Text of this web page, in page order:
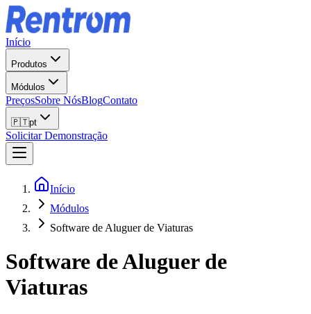
Início
Produtos
Módulos
PreçosSobre NósBlogContato
🇵🇹pt
Solicitar Demonstração
Início
Módulos
Software de Aluguer de Viaturas
Software de Aluguer de
Viaturas